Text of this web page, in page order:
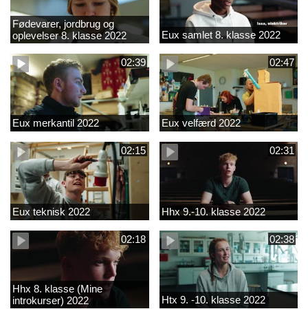
Fødevarer, jordbrug og
oplevelser 8. klasse 2022
Eux samlet 8. klasse 2022
02:39
Eux merkantil 2022
02:47
Eux velfærd 2022
02:15
Eux teknisk 2022
02:31
Hhx 9.-10. klasse 2022
02:18
Hhx 8. klasse (Mine
introkurser) 2022
02:38
Htx 9. -10. klasse 2022